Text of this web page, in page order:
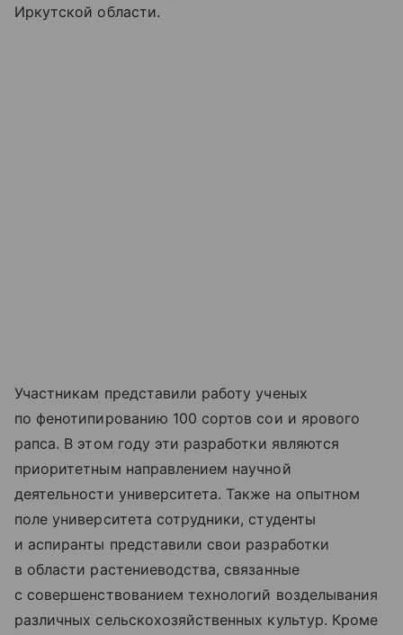
Иркутской области.
Участникам представили работу ученых
по фенотипированию 100 сортов сои и ярового
рапса. В этом году эти разработки являются
приоритетным направлением научной
деятельности университета. Также на опытном
поле университета сотрудники, студенты
и аспиранты представили свои разработки
в области растениеводства, связанные
с совершенствованием технологий возделывания
различных сельскохозяйственных культур. Кроме